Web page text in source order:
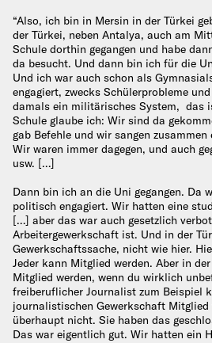
“Also, ich bin in Mersin in der Türkei
der Türkei, neben Antalya, auch am
Schule dorthin gegangen und habe
da besucht. Und dann bin ich für die
Und ich war auch schon als
engagiert, zwecks Schülerprobleme
damals ein militärisches System, das
Schule glaube ich: Wir sind da
gab Befehle und wir sangen
Wir waren immer dagegen, und auch
usw. […]
Dann bin ich an die Uni gegangen. Da
politisch engagiert. Wir hatten eine
[…] aber das war auch gesetzlich
Arbeitergewerkschaft ist. Und in der
Gewerkschaftssache, nicht wie hier.
Jeder kann Mitglied werden. Aber in
Mitglied werden, wenn du wirklich
freiberuflicher Journalist zum Beispiel
journalistischen Gewerkschaft Mitglied
überhaupt nicht. Sie haben das
Das war eigentlich gut. Wir hatten ein